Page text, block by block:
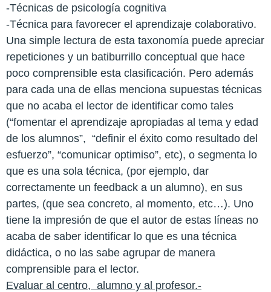
-Técnicas de psicología cognitiva
-Técnica para favorecer el aprendizaje colaborativo.
Una simple lectura de esta taxonomía puede apreciar
repeticiones y un batiburrillo conceptual que hace
poco comprensible esta clasificación. Pero además
para cada una de ellas menciona supuestas técnicas
que no acaba el lector de identificar como tales
(“fomentar el aprendizaje apropiadas al tema y edad
de los alumnos”, “definir el éxito como resultado del
esfuerzo”, “comunicar optimiso”, etc), o segmenta lo
que es una sola técnica, (por ejemplo, dar
correctamente un feedback a un alumno), en sus
partes, (que sea concreto, al momento, etc…). Uno
tiene la impresión de que el autor de estas líneas no
acaba de saber identificar lo que es una técnica
didáctica, o no las sabe agrupar de manera
comprensible para el lector.
Evaluar al centro, alumno y al profesor.-